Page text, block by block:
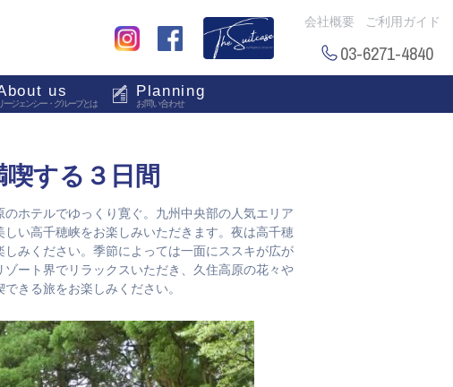
会社概要 ご利用ガイド
03-6271-4840
us
ージェンシー・グループとは
Planning
お問い合わせ
する３日間
ホテルでゆっくり寛ぐ。九州中央部の人気エリア
い高千穂峡をお楽しみいただきます。夜は高千穂
みください。季節によっては一面にススキが広が
ート界でリラックスいただき、久住高原の花々や
きる旅をお楽しみください。